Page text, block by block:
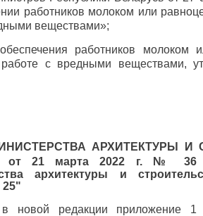
работников молоком или
веществами»;
работников молоком
с вредными веществами,
АРХИТЕКТУРЫ И
от21 марта 2022 г. № 36
архитектуры и
25"
в новой редакции приложение 1